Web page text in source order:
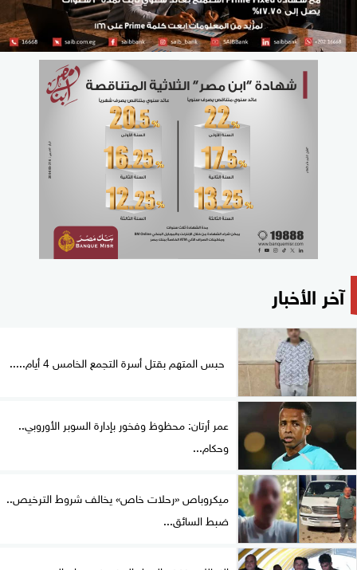
آخر الأخبار
حبس المتهم بقتل أسرة التجمع الخامس 4 أيام.....
عمر أرتان: محظوظ وفخور بإدارة السوبر الأوروبي..
وحكام...
ميكروباص «رحلات خاص» يخالف شروط الترخيص..
ضبط السائق...